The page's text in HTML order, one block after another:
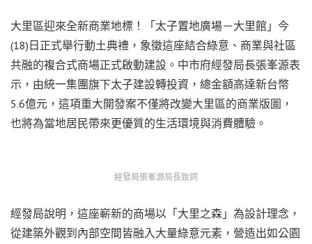
大里區迎來全新商業地標！「太子置地廣場－大里館」今
(18)日正式舉行動土典禮，象徵這座結合綠意、商業與社區
共融的複合式商場正式啟動建設。中市府經發局長張峯源表
示，由統一集團旗下太子建設轉投資，總金額高達新台幣
5.6億元，這項重大開發案不僅將改變大里區的商業版圖，
也將為當地居民帶來更優質的生活環境與消費體驗。
經發局張峯源局長致詞
經發局說明，這座嶄新的商場以「大里之森」為設計理念，
從建築外觀到內部空間皆融入大量綠意元素，營造出如公園